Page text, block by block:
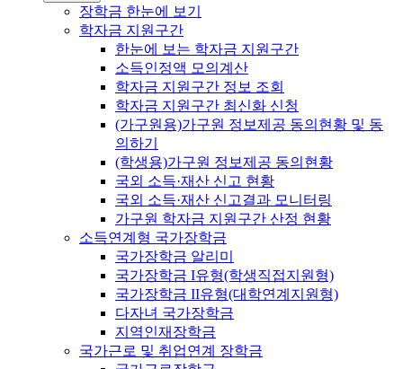
장학금 한눈에 보기
학자금 지원구간
한눈에 보는 학자금 지원구간
소득인정액 모의계산
학자금 지원구간 정보 조회
학자금 지원구간 최신화 신청
(가구원용)가구원 정보제공 동의현황 및 동
의하기
(학생용)가구원 정보제공 동의현황
국외 소득·재산 신고 현황
국외 소득·재산 신고결과 모니터링
가구원 학자금 지원구간 산정 현황
소득연계형 국가장학금
국가장학금 알리미
국가장학금 I유형(학생직접지원형)
국가장학금 II유형(대학연계지원형)
다자녀 국가장학금
지역인재장학금
국가근로 및 취업연계 장학금